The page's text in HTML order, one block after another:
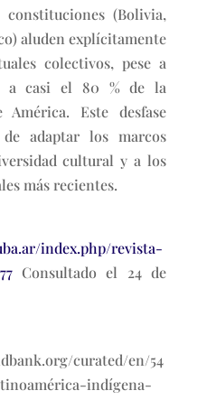
(Bolivia,
aluden explícitamente
colectivos, pese a
a casi el 80 % de la
Este desfase
adaptar los marcos
cultural y a los
más recientes.
index.php/revista-
Consultado el 24 de
curated/en/54
indígena-